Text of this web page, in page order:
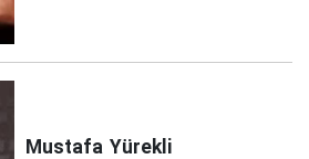
Mustafa Yürekli